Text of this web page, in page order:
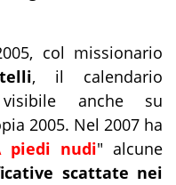
col missionario
, il calendario
anche su
2005. Nel 2007 ha
piedi nudi" alcune
scattate nei